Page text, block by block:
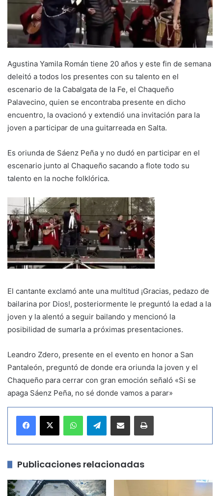
Agustina Yamila Román tiene 20 años y este fin de semana
deleitó a todos los presentes con su talento en el
escenario de la Cabalgata de la Fe, el Chaqueño
Palavecino, quien se encontraba presente en dicho
encuentro, la ovacionó y extendió una invitación para la
joven a participar de una guitarreada en Salta.
Es oriunda de Sáenz Peña y no dudó en participar en el
escenario junto al Chaqueño sacando a flote todo su
talento en la noche folklórica.
El cantante exclamó ante una multitud ¡Gracias, pedazo de
bailarina por Dios!, posteriormente le preguntó la edad a la
joven y la alentó a seguir bailando y mencionó la
posibilidad de sumarla a próximas presentaciones.
Leandro Zdero, presente en el evento en honor a San
Pantaleón, preguntó de donde era oriunda la joven y el
Chaqueño para cerrar con gran emoción señaló «Si se
apaga Sáenz Peña, no sé donde vamos a parar»
Telegram
Publicaciones relacionadas